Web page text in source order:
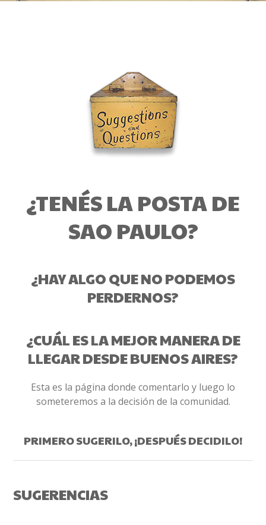
¿TENÉS LA POSTA DE
SAO PAULO?
¿HAY ALGO QUE NO PODEMOS
PERDERNOS?
¿CUÁL ES LA MEJOR MANERA DE
LLEGAR DESDE BUENOS AIRES?
Esta es la página donde comentarlo y luego lo
someteremos a la decisión de la comunidad.
PRIMERO SUGERILO, ¡DESPUÉS DECIDILO!
SUGERENCIAS